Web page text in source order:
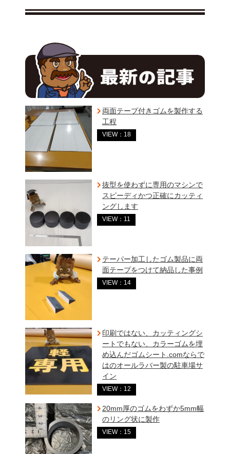
両面テープ付きゴムを製作する
工程
VIEW：18
抜型を使わずに専用のマシンで
スピーディかつ正確にカッティ
ングします
VIEW：11
テーパー加工したゴム製品に両
面テープをつけて納品した事例
VIEW：14
印刷ではない、カッティングシ
ートでもない、カラーゴムを埋
め込んだゴムシート.comならで
はのオールラバー製の駐車場サ
イン
VIEW：12
20mm厚のゴムをわずか5mm幅
のリング状に製作
VIEW：15